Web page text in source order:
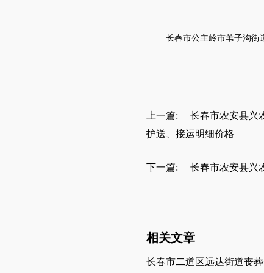
长春市公主岭市苇子沟街
上一篇:
长春市农安县兴
护送、接运明细价格
下一篇: 长春市农安县兴
相关文章
长春市二道区远达街道丧